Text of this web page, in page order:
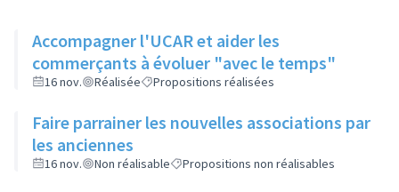
Accompagner l'UCAR et aider les
commerçants à évoluer "avec le temps"
16 nov. Réalisée Propositions réalisées
Faire parrainer les nouvelles associations par
les anciennes
16 nov. Non réalisable Propositions non réalisables